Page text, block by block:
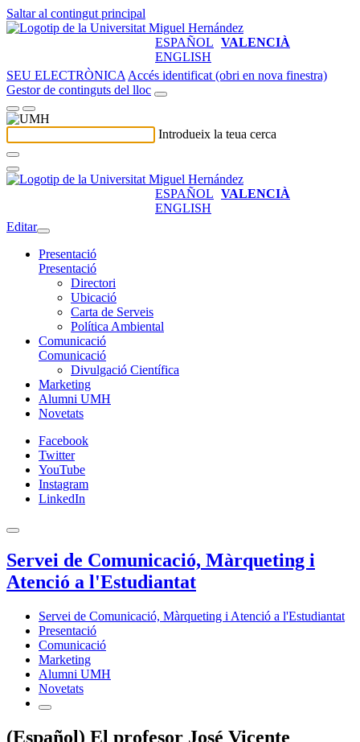
Saltar al contingut principal
ESPAÑOL VALENCIÀ
ENGLISH
SEU ELECTRÒNICA Accés identificat (obri en nova finestra)
Gestor de continguts del lloc
Introdueix la teua cerca
ESPAÑOL VALENCIÀ
ENGLISH
Editar
Presentació
Presentació
Directori
Ubicació
Carta de Serveis
Política Ambiental
Comunicació
Comunicació
Divulgació Científica
Marketing
Alumni UMH
Novetats
Facebook
Twitter
YouTube
Instagram
LinkedIn
Servei de Comunicació, Màrqueting i
Atenció a l'Estudiantat
Servei de Comunicació, Màrqueting i Atenció a l'Estudiantat
Presentació
Comunicació
Marketing
Alumni UMH
Novetats
(Español) El profesor José Vicente